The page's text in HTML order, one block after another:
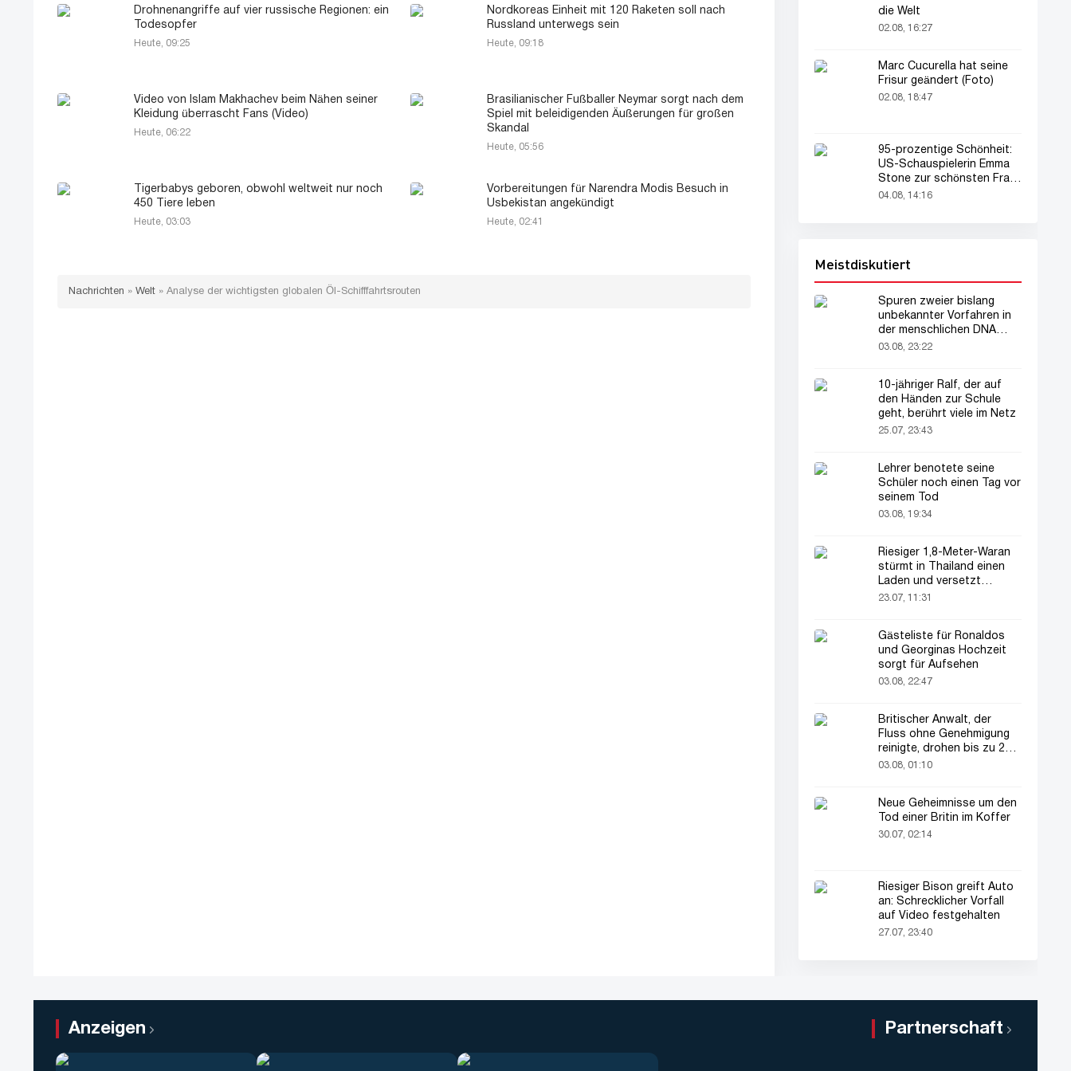
Drohnenangriffe auf vier russische Regionen: ein
Todesopfer
Heute, 09:25
Nordkoreas Einheit mit 120 Raketen soll nach
Russland unterwegs sein
Heute, 09:18
Video von Islam Makhachev beim Nähen seiner
Kleidung überrascht Fans (Video)
Heute, 06:22
Brasilianischer Fußballer Neymar sorgt nach dem
Spiel mit beleidigenden Äußerungen für großen
Skandal
Heute, 05:56
Tigerbabys geboren, obwohl weltweit nur noch
450 Tiere leben
Heute, 03:03
Vorbereitungen für Narendra Modis Besuch in
Usbekistan angekündigt
Heute, 02:41
Nachrichten » Welt » Analyse der wichtigsten globalen Öl-Schifffahrtsrouten
die Welt
02.08, 16:27
Marc Cucurella hat seine
Frisur geändert (Foto)
02.08, 18:47
95-prozentige Schönheit:
US-Schauspielerin Emma
Stone zur schönsten Frau
der Welt gekürt
04.08, 14:16
Meistdiskutiert
Spuren zweier bislang
unbekannter Vorfahren in
der menschlichen DNA
entdeckt
03.08, 23:22
10-jähriger Ralf, der auf
den Händen zur Schule
geht, berührt viele im Netz
25.07, 23:43
Lehrer benotete seine
Schüler noch einen Tag vor
seinem Tod
03.08, 19:34
Riesiger 1,8-Meter-Waran
stürmt in Thailand einen
Laden und versetzt
Kunden in Angst!
23.07, 11:31
Gästeliste für Ronaldos
und Georginas Hochzeit
sorgt für Aufsehen
03.08, 22:47
Britischer Anwalt, der
Fluss ohne Genehmigung
reinigte, drohen bis zu 2
Jahre Haft
03.08, 01:10
Neue Geheimnisse um den
Tod einer Britin im Koffer
30.07, 02:14
Riesiger Bison greift Auto
an: Schrecklicher Vorfall
auf Video festgehalten
27.07, 23:40
Anzeigen Partnerschaft